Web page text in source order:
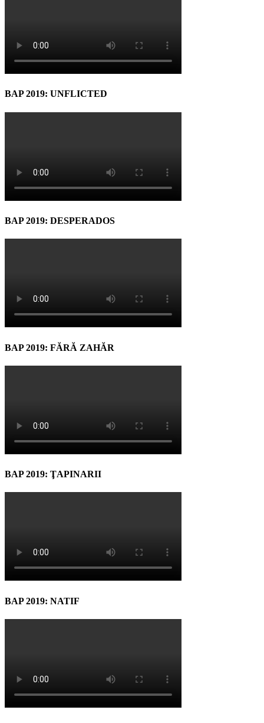
BAP 2019: UNFLICTED
BAP 2019: DESPERADOS
BAP 2019: FĂRĂ ZAHĂR
BAP 2019: ŢAPINARII
BAP 2019: NATIF